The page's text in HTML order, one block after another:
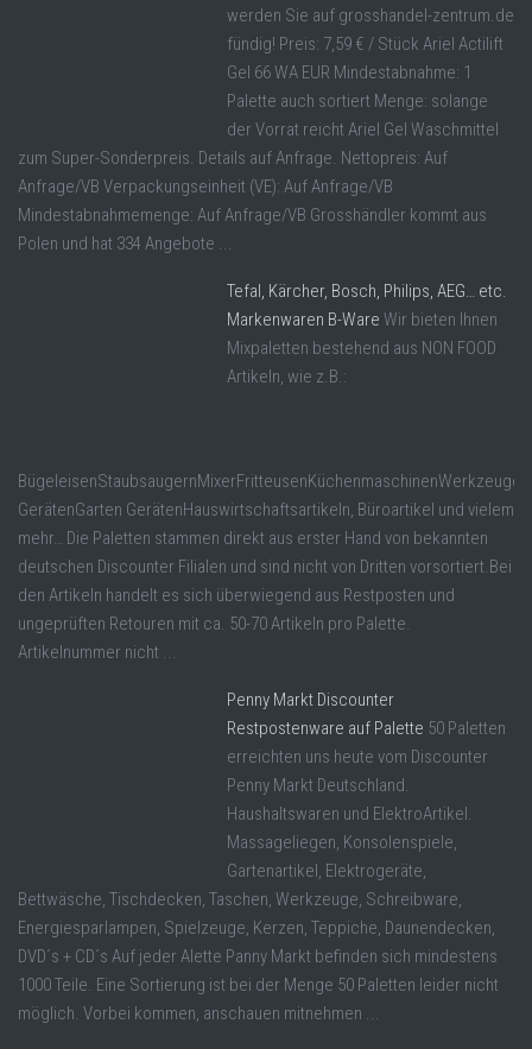
werden Sie auf grosshandel-zentrum.de
fündig! Preis: 7,59 € / Stück Ariel Actilift
Gel 66 WA EUR Mindestabnahme: 1
Palette auch sortiert Menge: solange
der Vorrat reicht Ariel Gel Waschmittel
zum Super-Sonderpreis. Details auf Anfrage. Nettopreis: Auf
Anfrage/VB Verpackungseinheit (VE): Auf Anfrage/VB
Mindestabnahmemenge: Auf Anfrage/VB Grosshändler kommt aus
Polen und hat 334 Angebote ...
Tefal, Kärcher, Bosch, Philips, AEG… etc.
Markenwaren B-Ware Wir bieten Ihnen
Mixpaletten bestehend aus NON FOOD
Artikeln, wie z.B.:
GerätenGarten GerätenHauswirtschaftsartikeln, Büroartikel und vielem
mehr… Die Paletten stammen direkt aus erster Hand von bekannten
deutschen Discounter Filialen und sind nicht von Dritten vorsortiert.Bei
den Artikeln handelt es sich überwiegend aus Restposten und
ungeprüften Retouren mit ca. 50-70 Artikeln pro Palette.
Artikelnummer nicht ...
Penny Markt Discounter
Restpostenware auf Palette 50 Paletten
erreichten uns heute vom Discounter
Penny Markt Deutschland.
Haushaltswaren und ElektroArtikel.
Massageliegen, Konsolenspiele,
Gartenartikel, Elektrogeräte,
Bettwäsche, Tischdecken, Taschen, Werkzeuge, Schreibware,
Energiesparlampen, Spielzeuge, Kerzen, Teppiche, Daunendecken,
DVD´s + CD´s Auf jeder Alette Panny Markt befinden sich mindestens
1000 Teile. Eine Sortierung ist bei der Menge 50 Paletten leider nicht
möglich. Vorbei kommen, anschauen mitnehmen ...